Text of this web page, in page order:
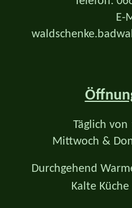
E-
Täglich von
Mittwoch &
Durchgehend
Kalte